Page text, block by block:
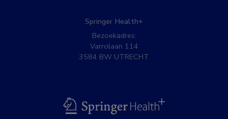
Springer Health+
Bezoekadres:
Varrolaan 114
3584 BW UTRECHT
BSL